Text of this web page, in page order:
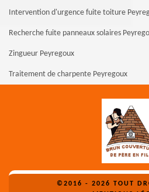
Intervention d'urgence fuite toiture
Recherche fuite panneaux solaires
Zingueur Peyregoux
Traitement de charpente Peyregoux
©2016 - 2026 TOUT